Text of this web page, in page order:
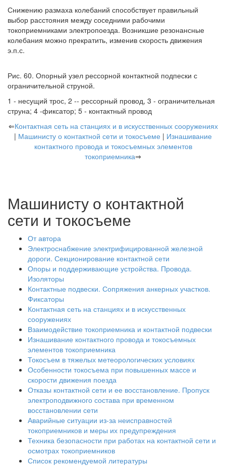
Снижению размаха колебаний способствует правильный
выбор расстояния между соседними рабочими
токоприемниками электропоезда. Возникшие резонансные
колебания можно прекратить, изменив скорость движения
э.п.с.
Рис. 60. Опорный узел рессорной контактной подпески с
ограничительной струной.
1 - несущий трос, 2 -- рессорный провод, 3 - ограничительная
струна; 4 -фиксатор; 5 - контактный провод
⇐Контактная сеть на станциях и в искусственных сооружениях
| Машинисту о контактной сети и токосъеме | Изнашивание
контактного провода и токосъемных элементов
токоприемника⇒
Машинисту о контактной
сети и токосъеме
От автора
Электроснабжение электрифицированной железной
дороги. Секционирование контактной сети
Опоры и поддерживающие устройства. Провода.
Изоляторы
Контактные подвески. Сопряжения анкерных участков.
Фиксаторы
Контактная сеть на станциях и в искусственных
сооружениях
Взаимодействие токоприемника и контактной подвески
Изнашивание контактного провода и токосъемных
элементов токоприемника
Токосъем в тяжелых метеорологических условиях
Особенности токосъема при повышенных массе и
скорости движения поезда
Отказы контактной сети и ее восстановление. Пропуск
электроподвижного состава при временном
восстановлении сети
Аварийные ситуации из-за неисправностей
токоприемников и меры их предупреждения
Техника безопасности при работах на контактной сети и
осмотрах токоприемников
Список рекомендуемой литературы